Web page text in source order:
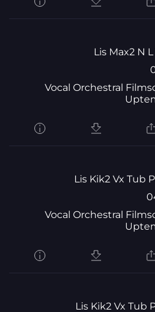
Lis Max2 N L
Vocal Orchestral
Lis Kik2 Vx Tub
Vocal Orchestral
Lis Kik2 Vx Tub